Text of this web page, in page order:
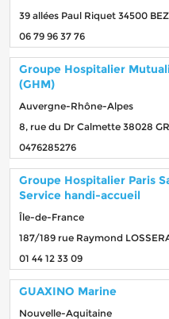
39 allées Paul Riquet 34500
06 79 96 37 76
Groupe Hospitalier
(GHM)
Auvergne-Rhône-Alpes
8, rue du Dr Calmette 38028
0476285276
Groupe Hospitalier Paris
Service handi-accueil
Île-de-France
187/189 rue Raymond
01 44 12 33 09
GUAXINO Marine
Nouvelle-Aquitaine